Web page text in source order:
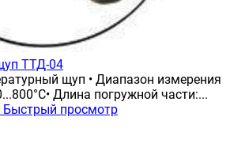
ТТД-04
щуп • Диапазон измерения
Длина погружной части:...
Быстрый просмотр